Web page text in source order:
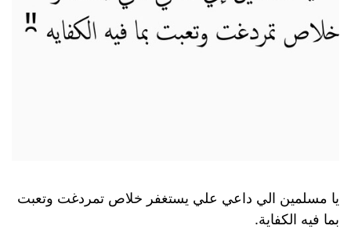
يا مسلمين الي داعي علي يستغفر خلاص تمردغت وتعبت
بما فيه الكفاية.